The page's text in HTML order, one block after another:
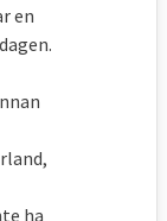
en
ha